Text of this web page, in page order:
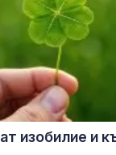
изобилие и